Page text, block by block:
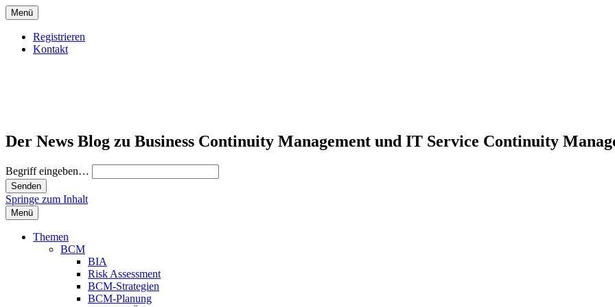
Menü
Registrieren
Kontakt
Der News Blog zu Business Continuity Management und IT Service Continuity
Begriff eingeben…
Springe zum Inhalt
Menü
Themen
BCM
BIA
Risk Assessment
BCM-Strategien
BCM-Planung